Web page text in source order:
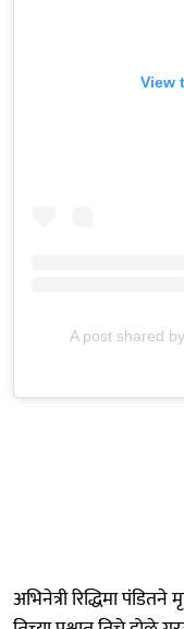
View
A post shared
अभिनेत्री रिद्धिमा